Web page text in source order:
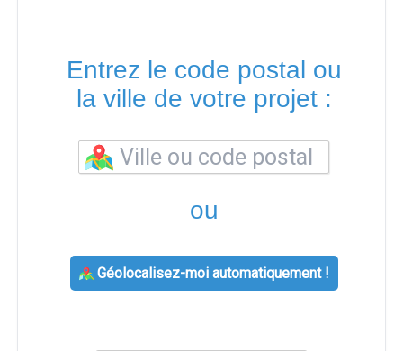
Entrez le code postal ou
la ville de votre projet :
ou
Géolocalisez-moi automatiquement !